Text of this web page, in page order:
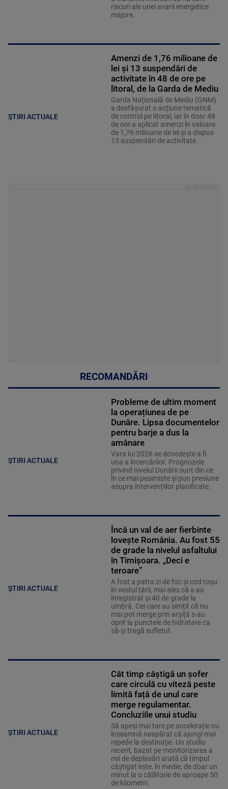
riscuri ale unei avarii energetice
majore.
ȘTIRI ACTUALE
Amenzi de 1,76 milioane de
lei și 13 suspendări de
activitate în 48 de ore pe
litoral, de la Garda de Mediu
Garda Națională de Mediu (GNM)
a desfășurat o acțiune tematică
de control pe litoral, iar în doar 48
de ore a aplicat amenzi în valoare
de 1,76 milioane de lei și a dispus
13 suspendări de activitate.
RECOMANDĂRI
ȘTIRI ACTUALE
Probleme de ultim moment
la operațiunea de pe
Dunăre. Lipsa documentelor
pentru barje a dus la
amânare
Vara lui 2026 se dovedește a fi
una a încercărilor. Prognozele
privind nivelul Dunării sunt din ce
în ce mai pesimiste și pun presiune
asupra intervențiilor planificate.
ȘTIRI ACTUALE
Încă un val de aer fierbinte
lovește România. Au fost 55
de grade la nivelul asfaltului
în Timișoara. „Deci e
teroare”
A fost a patra zi de foc și cod roșu
în vestul țării, mai ales că s-au
înregistrat și 40 de grade la
umbră. Cei care au simțit că nu
mai pot merge prin arșiță s-au
oprit la punctele de hidratare ca
să-și tragă sufletul.
ȘTIRI ACTUALE
Cât timp câștigă un șofer
care circulă cu viteză peste
limită față de unul care
merge regulamentar.
Concluziile unui studiu
Să apeși mai tare pe accelerație nu
înseamnă neapărat că ajungi mai
repede la destinație. Un studiu
recent, bazat pe monitorizarea a
mii de deplasări arată că timpul
câștigat este, în medie, de doar un
minut la o călătorie de aproape 50
de kilometri.